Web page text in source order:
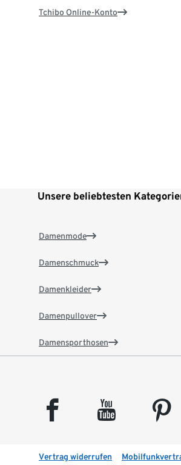
Tchibo Online-Konto
Unsere beliebtesten
Damenmode
Damenschmuck
Damenkleider
Damenpullover
Damensporthosen
facebook youtube pinterest
Vertrag widerrufen